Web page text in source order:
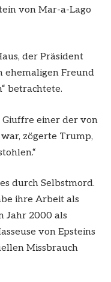
von Mar-a-Lago
der Präsident
ehemaligen Freund
betrachtete.
Giuffre einer der von
zögerte Trump,
durch Selbstmord.
ihre Arbeit als
Jahr 2000 als
von Epsteins
Missbrauch